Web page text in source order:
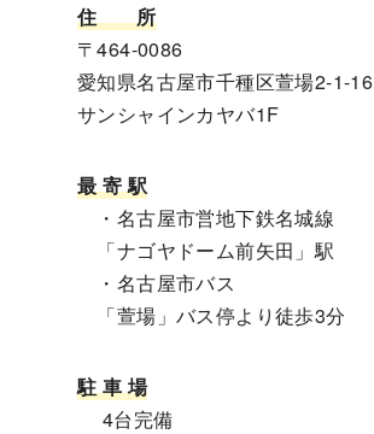
住
所
〒464-0086
愛知県名古屋市千種区萱場2-1-16
サンシャインカヤバ1F
最 寄 駅
・名古屋市営地下鉄名城線
「ナゴヤドーム前矢田」駅
・名古屋市バス
「萱場」バス停より徒歩3分
駐 車 場
4台完備